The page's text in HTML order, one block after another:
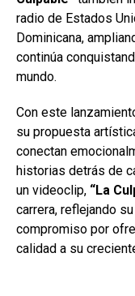
radio de Estados
Dominicana,
continúa
mundo.
Con este
su propuesta
conectan
historias detrás de
un videoclip, “La
carrera, reflejando
compromiso por
calidad a su